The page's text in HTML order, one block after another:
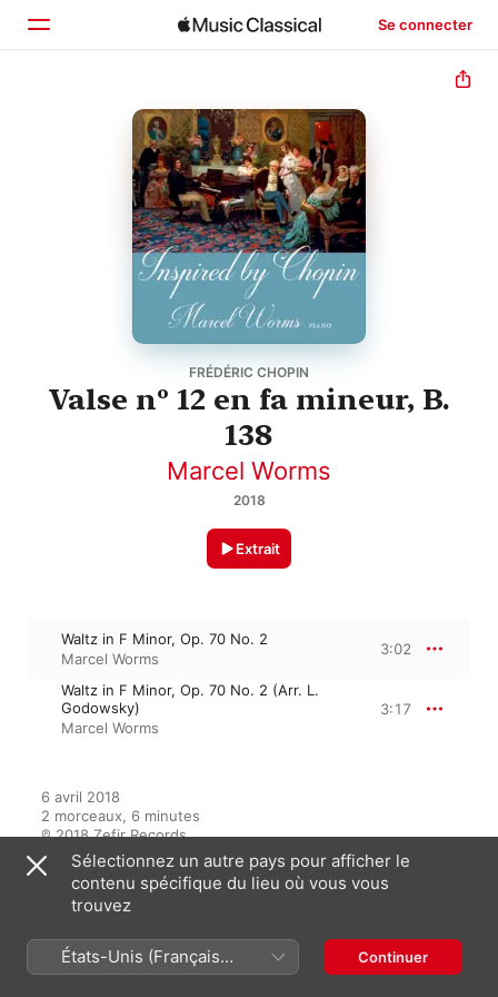
Se connecter
Accueil
Parcourir
Rechercher
FRÉDÉRIC CHOPIN
Valse nº 12 en fa mineur, B.
138
Marcel Worms
2018
Extrait
Waltz in F Minor, Op. 70 No. 2
Marcel Worms
3:02
Waltz in F Minor, Op. 70 No. 2 (Arr. L.
Godowsky)
Marcel Worms
3:17
6 avril 2018
2 morceaux, 6 minutes
℗ 2018 Zefir Records
Sélectionnez un autre pays pour afficher le
contenu spécifique du lieu où vous vous
trouvez
États-Unis (Français
France)
Continuer